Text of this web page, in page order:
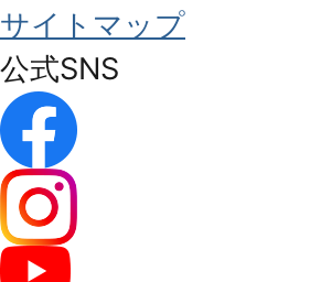
サイトマップ
公式SNS